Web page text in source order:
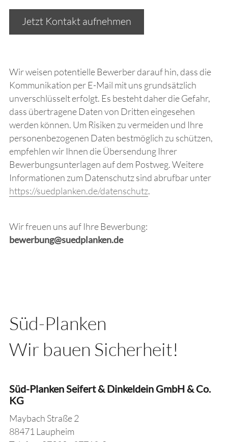
Jetzt Kontakt aufnehmen
Wir weisen potentielle Bewerber darauf hin, dass die
Kommunikation per E-Mail mit uns grundsätzlich
unverschlüsselt erfolgt. Es besteht daher die Gefahr,
dass übertragene Daten von Dritten eingesehen
werden können. Um Risiken zu vermeiden und Ihre
personenbezogenen Daten bestmöglich zu schützen,
empfehlen wir Ihnen die Übersendung Ihrer
Bewerbungsunterlagen auf dem Postweg. Weitere
Informationen zum Datenschutz sind abrufbar unter
https://suedplanken.de/datenschutz.
Wir freuen uns auf Ihre Bewerbung:
bewerbung@suedplanken.de
​​Süd-Planken
Wir bauen Sicherheit!
​Süd-Planken Seifert & Dinkeldein GmbH & Co.
KG
​Maybach Straße 2
88471 Laupheim